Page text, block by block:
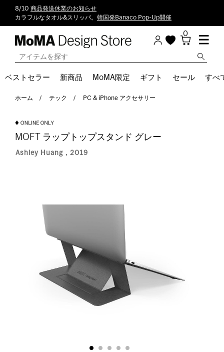
8/10 商品発送休業のお知らせ
カラフルなタオル&スリッパ。 韓国発Banaco Pop-Up開催
0
ベストセラー 新商品 MoMA限定 ギフト セール すべ
ホーム テック PC & iPhone アクセサリー
MOFT ラップトップスタンド グレー
Ashley Huang，2019